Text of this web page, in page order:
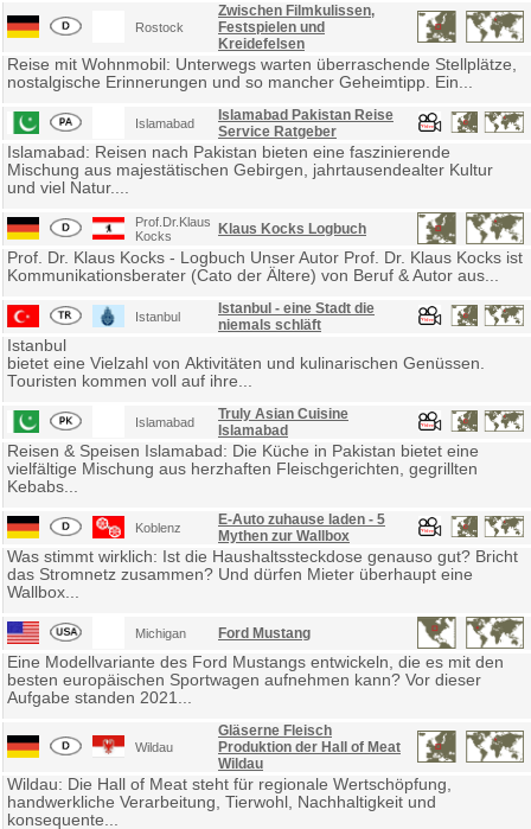
Rostock
Zwischen Filmkulissen,
Festspielen und
Kreidefelsen
Reise mit Wohnmobil: Unterwegs warten überraschende Stellplätze,
nostalgische Erinnerungen und so mancher Geheimtipp. Ein...
Islamabad
Islamabad Pakistan Reise
Service Ratgeber
Islamabad: Reisen nach Pakistan bieten eine faszinierende
Mischung aus majestätischen Gebirgen, jahrtausendealter Kultur
und viel Natur....
Prof.Dr.Klaus
Kocks
Klaus Kocks Logbuch
Prof. Dr. Klaus Kocks - Logbuch Unser Autor Prof. Dr. Klaus Kocks ist
Kommunikationsberater (Cato der Ältere) von Beruf & Autor aus...
Istanbul
Istanbul - eine Stadt die
niemals schläft
Istanbul
bietet eine Vielzahl von Aktivitäten und kulinarischen Genüssen.
Touristen kommen voll auf ihre...
Islamabad
Truly Asian Cuisine
Islamabad
Reisen & Speisen Islamabad: Die Küche in Pakistan bietet eine
vielfältige Mischung aus herzhaften Fleischgerichten, gegrillten
Kebabs...
Koblenz
E-Auto zuhause laden - 5
Mythen zur Wallbox
Was stimmt wirklich: Ist die Haushaltssteckdose genauso gut? Bricht
das Stromnetz zusammen? Und dürfen Mieter überhaupt eine
Wallbox...
Michigan Ford Mustang
Eine Modellvariante des Ford Mustangs entwickeln, die es mit den
besten europäischen Sportwagen aufnehmen kann? Vor dieser
Aufgabe standen 2021...
Wildau
Gläserne Fleisch
Produktion der Hall of Meat
Wildau
Wildau: Die Hall of Meat steht für regionale Wertschöpfung,
handwerkliche Verarbeitung, Tierwohl, Nachhaltigkeit und
konsequente...